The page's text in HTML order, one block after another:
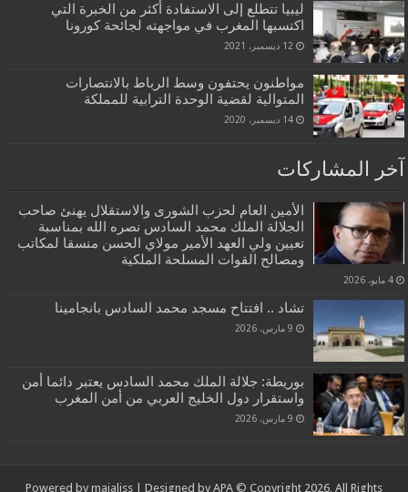
ليبيا تتطلع إلى الاستفادة أكثر من الخبرة التي
اكتسبها المغرب في مواجهته لجائحة كورونا
12 ديسمبر، 2021
مواطنون يحتفون وسط الرباط بالانتصارات
المتوالية لقضية الوحدة الترابية للمملكة
14 ديسمبر، 2020
آخر المشاركات
الأمين العام لحزب الشورى والاستقلال يهنئ صاحب
الجلالة الملك محمد السادس نصره الله بمناسبة
تعيين ولي العهد الأمير مولاي الحسن منسقا لمكاتب
ومصالح القوات المسلحة الملكية
4 مايو، 2026
تشاد .. افتتاح مسجد محمد السادس بانجامينا
9 مارس، 2026
بوريطة: جلالة الملك محمد السادس يعتبر دائما أمن
واستقرار دول الخليج العربي من أمن المغرب
9 مارس، 2026
Powered by majaliss | Designed by APA © Copyright 2026, All Rights